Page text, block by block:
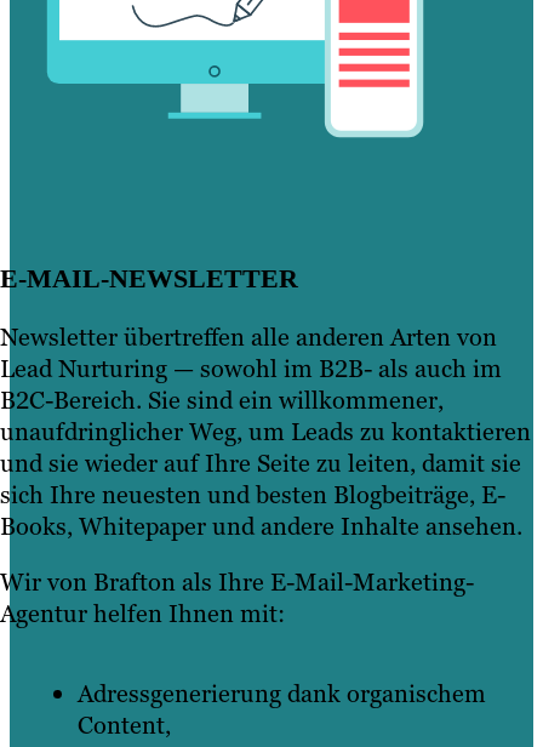
E-MAIL-NEWSLETTER
Newsletter übertreffen alle anderen Arten von
Lead Nurturing — sowohl im B2B- als auch im
B2C-Bereich. Sie sind ein willkommener,
unaufdringlicher Weg, um Leads zu kontaktieren
und sie wieder auf Ihre Seite zu leiten, damit sie
sich Ihre neuesten und besten Blogbeiträge, E-
Books, Whitepaper und andere Inhalte ansehen.
Wir von Brafton als Ihre E-Mail-Marketing-
Agentur helfen Ihnen mit:
Adressgenerierung dank organischem
Content,